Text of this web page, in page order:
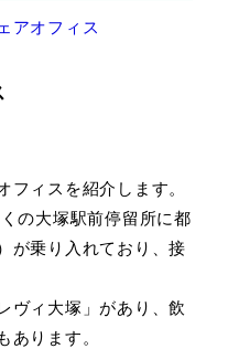
アオフィス
ィスを紹介します。
の大塚駅前停留所に都
が乗り入れており、接
ヴィ大塚」があり、飲
ります。